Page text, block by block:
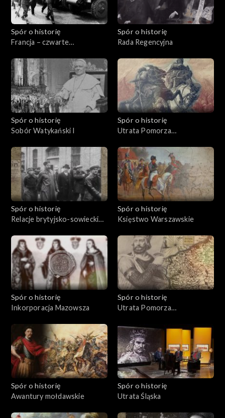
Spór o historię
Francja – czwarte
Spór o historię
Rada Regencyjna
Spór o historię
Sobór Watykański I
Spór o historię
Utrata Pomorza
Spór o historię
Relacje brytyjsko-sowieckie
Spór o historię
Księstwo Warszawskie
Spór o historię
Inkorporacja Mazowsza
Spór o historię
Utrata Pomorza
Spór o historię
Awantury mołdawskie
Spór o historię
Utrata Śląska